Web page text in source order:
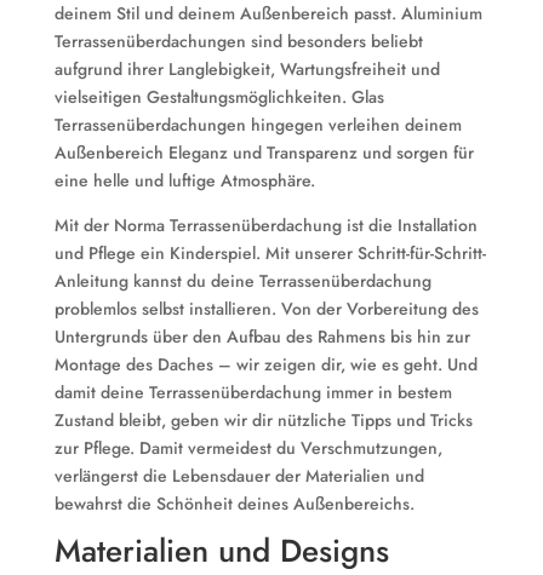
deinem Stil und deinem Außenbereich passt. Aluminium
Terrassenüberdachungen sind besonders beliebt
aufgrund ihrer Langlebigkeit, Wartungsfreiheit und
vielseitigen Gestaltungsmöglichkeiten. Glas
Terrassenüberdachungen hingegen verleihen deinem
Außenbereich Eleganz und Transparenz und sorgen für
eine helle und luftige Atmosphäre.
Mit der Norma Terrassenüberdachung ist die Installation
und Pflege ein Kinderspiel. Mit unserer Schritt-für-Schritt-
Anleitung kannst du deine Terrassenüberdachung
problemlos selbst installieren. Von der Vorbereitung des
Untergrunds über den Aufbau des Rahmens bis hin zur
Montage des Daches – wir zeigen dir, wie es geht. Und
damit deine Terrassenüberdachung immer in bestem
Zustand bleibt, geben wir dir nützliche Tipps und Tricks
zur Pflege. Damit vermeidest du Verschmutzungen,
verlängerst die Lebensdauer der Materialien und
bewahrst die Schönheit deines Außenbereichs.
Materialien und Designs